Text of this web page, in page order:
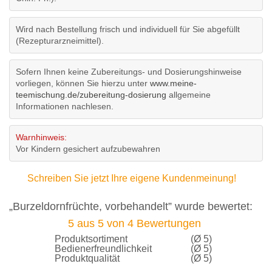
Wird nach Bestellung frisch und individuell für Sie abgefüllt
(Rezepturarzneimittel).
Sofern Ihnen keine Zubereitungs- und Dosierungshinweise
vorliegen, können Sie hierzu unter www.meine-
teemischung.de/zubereitung-dosierung allgemeine
Informationen nachlesen.
Warnhinweis:
Vor Kindern gesichert aufzubewahren
Schreiben Sie jetzt Ihre eigene Kundenmeinung!
„Burzeldornfrüchte, vorbehandelt” wurde bewertet:
5 aus 5 von 4 Bewertungen
Produktsortiment
(Ø 5)
Bedienerfreundlichkeit
(Ø 5)
Produktqualität
(Ø 5)